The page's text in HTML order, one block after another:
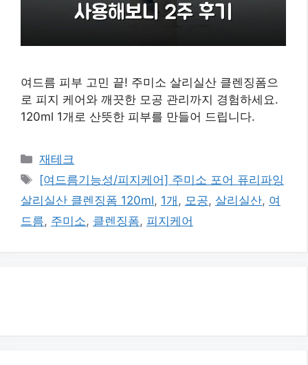
여드름 피부 고민 끝! 주미소 살리실산 클렌징폼으
로 피지 케어와 깨끗한 모공 관리까지 경험하세요.
120ml 1개로 산뜻한 피부를 만들어 드립니다.
카
테
고
리
재테크
태
그
[여드름기능성/피지케어] 주미소 포어 퓨리파잉
살리실산 클렌징폼 120ml, 1개 , 모공, 살리실산, 여
드름, 주미소, 클렌징폼, 피지케어